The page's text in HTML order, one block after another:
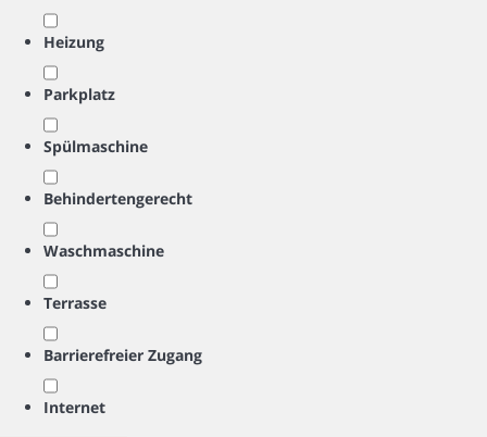
Heizung
Parkplatz
Spülmaschine
Behindertengerecht
Waschmaschine
Terrasse
Barrierefreier Zugang
Internet